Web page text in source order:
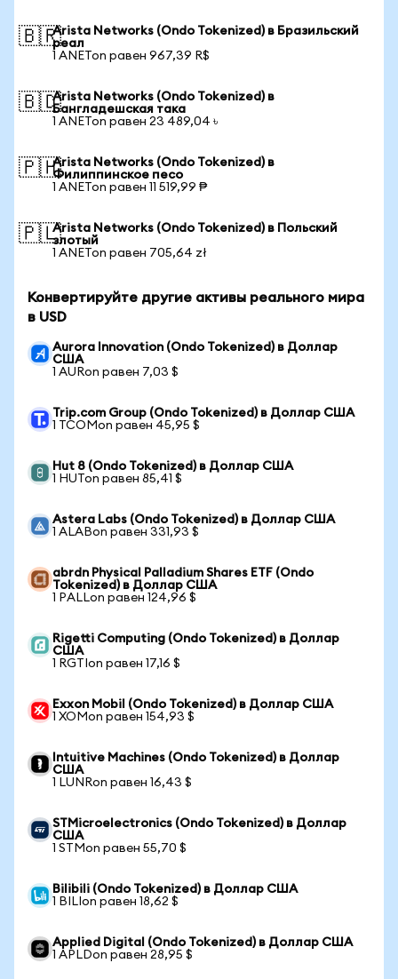
🇧🇷Arista Networks (Ondo Tokenized) в Бразильский
реал
1 ANETon равен 967,39 R$
🇧🇩Arista Networks (Ondo Tokenized) в
Бангладешская така
1 ANETon равен 23 489,04 ৳
🇵🇭Arista Networks (Ondo Tokenized) в
Филиппинское песо
1 ANETon равен 11 519,99 ₱
🇵🇱Arista Networks (Ondo Tokenized) в Польский
злотый
1 ANETon равен 705,64 zł
Конвертируйте другие активы реального мира
в USD
Aurora Innovation (Ondo Tokenized) в Доллар
США
1 AURon равен 7,03 $
Trip.com Group (Ondo Tokenized) в Доллар США
1 TCOMon равен 45,95 $
Hut 8 (Ondo Tokenized) в Доллар США
1 HUTon равен 85,41 $
Astera Labs (Ondo Tokenized) в Доллар США
1 ALABon равен 331,93 $
abrdn Physical Palladium Shares ETF (Ondo
Tokenized) в Доллар США
1 PALLon равен 124,96 $
Rigetti Computing (Ondo Tokenized) в Доллар
США
1 RGTIon равен 17,16 $
Exxon Mobil (Ondo Tokenized) в Доллар США
1 XOMon равен 154,93 $
Intuitive Machines (Ondo Tokenized) в Доллар
США
1 LUNRon равен 16,43 $
STMicroelectronics (Ondo Tokenized) в Доллар
США
1 STMon равен 55,70 $
Bilibili (Ondo Tokenized) в Доллар США
1 BILIon равен 18,62 $
Applied Digital (Ondo Tokenized) в Доллар США
1 APLDon равен 28,95 $